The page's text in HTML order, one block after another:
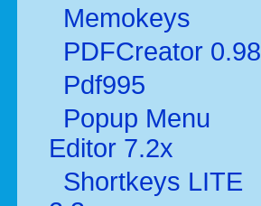
Memokeys
PDFCreator 0.98
Pdf995
Popup Menu
Editor 7.2x
Shortkeys LITE